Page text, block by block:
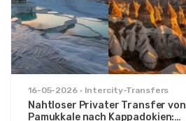
16-05-2026 Intercity-Transfers
Nahtloser Privater Transfer von
Pamukkale nach Kappadokien: